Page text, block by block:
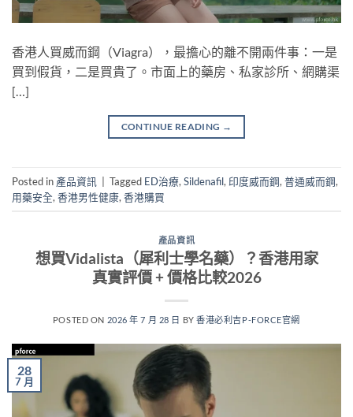
香港人買威而鋼（Viagra），最擔心的離不開兩件事：一是
買到假貨，二是買貴了。市面上的藥房、私家診所、網購渠
[…]
CONTINUE READING →
Posted in 產品資訊 Tagged ED治療, Sildenafil, 印度威而鋼, 普通威而鋼,
用藥安全, 香港男性健康, 香港購買
產品資訊
想買Vidalista（犀利士學名藥）？香港用家
真實評價 + 價格比較2026
POSTED ON 2026 年 7 月 28 日 BY香港必利吉P-FORCE官網
28
7 月